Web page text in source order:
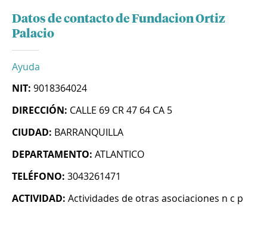
Datos de contacto de Fundacion Ortiz
Palacio
Ayuda
NIT: 9018364024
DIRECCIÓN: CALLE 69 CR 47 64 CA 5
CIUDAD: BARRANQUILLA
DEPARTAMENTO: ATLANTICO
TELÉFONO: 3043261471
ACTIVIDAD: Actividades de otras asociaciones n c p